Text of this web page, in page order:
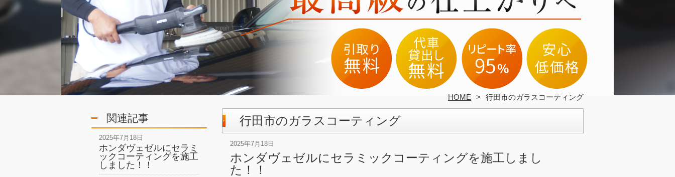
HOME 行田市のガラスコーティング
関連記事
2025年7月18日
ホンダヴェゼルにセラミ
ックコーティングを施工
しました！！
行田市のガラスコーティング
2025年7月18日
ホンダヴェゼルにセラミックコーティングを施工しまし
た！！